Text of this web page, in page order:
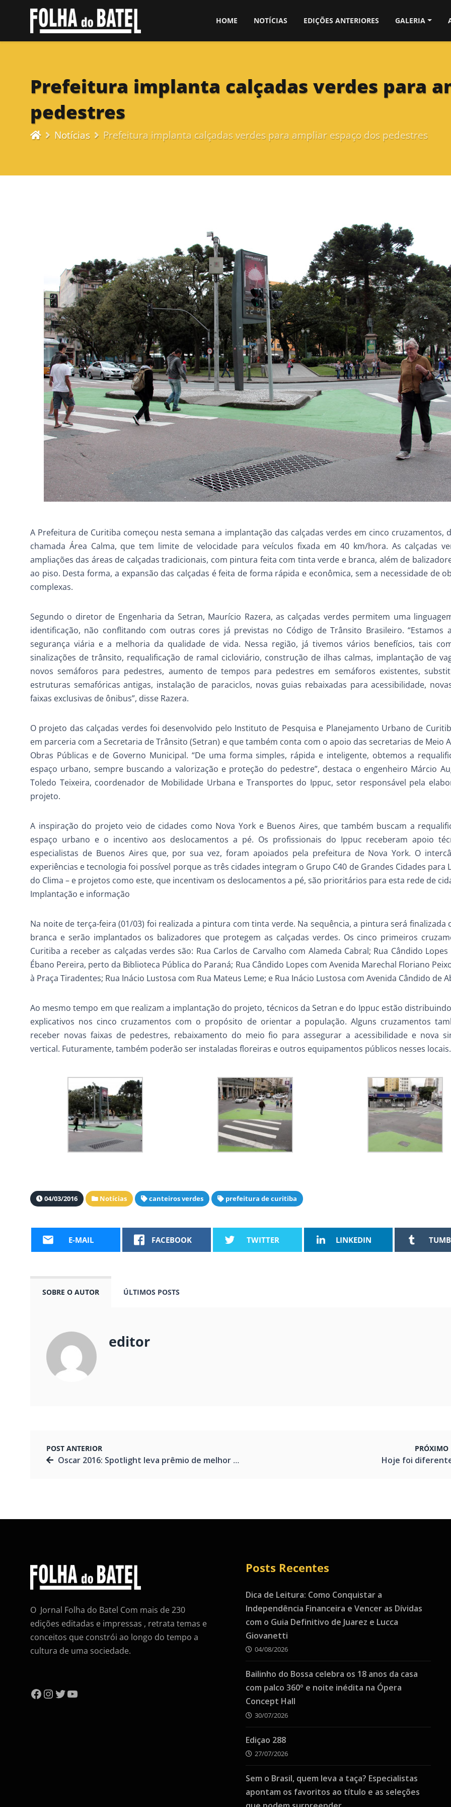
HOME NOTÍCIAS EDIÇÕES ANTERIORES GALERIA
Prefeitura implanta calçadas verdes para
pedestres
Notícias Prefeitura implanta calçadas verdes para ampliar espaço dos pedestres
A Prefeitura de Curitiba começou nesta semana a implantação das calçadas verdes em cinco cruzamentos,
chamada Área Calma, que tem limite de velocidade para veículos fixada em 40 km/hora. As calçadas
ampliações das áreas de calçadas tradicionais, com pintura feita com tinta verde e branca, além de
ao piso. Desta forma, a expansão das calçadas é feita de forma rápida e econômica, sem a necessidade de
complexas.
Segundo o diretor de Engenharia da Setran, Maurício Razera, as calçadas verdes permitem uma
identificação, não conflitando com outras cores já previstas no Código de Trânsito Brasileiro. “Estamos
segurança viária e a melhoria da qualidade de vida. Nessa região, já tivemos vários benefícios, tais
sinalizações de trânsito, requalificação de ramal cicloviário, construção de ilhas calmas, implantação de
novos semáforos para pedestres, aumento de tempos para pedestres em semáforos existentes,
estruturas semafóricas antigas, instalação de paraciclos, novas guias rebaixadas para acessibilidade,
faixas exclusivas de ônibus”, disse Razera.
O projeto das calçadas verdes foi desenvolvido pelo Instituto de Pesquisa e Planejamento Urbano de
em parceria com a Secretaria de Trânsito (Setran) e que também conta com o apoio das secretarias de Meio
Obras Públicas e de Governo Municipal. “De uma forma simples, rápida e inteligente, obtemos a
espaço urbano, sempre buscando a valorização e proteção do pedestre”, destaca o engenheiro Márcio
Toledo Teixeira, coordenador de Mobilidade Urbana e Transportes do Ippuc, setor responsável pela
projeto.
A inspiração do projeto veio de cidades como Nova York e Buenos Aires, que também buscam a
espaço urbano e o incentivo aos deslocamentos a pé. Os profissionais do Ippuc receberam apoio
especialistas de Buenos Aires que, por sua vez, foram apoiados pela prefeitura de Nova York. O
experiências e tecnologia foi possível porque as três cidades integram o Grupo C40 de Grandes Cidades para
do Clima – e projetos como este, que incentivam os deslocamentos a pé, são prioritários para esta rede de
Implantação e informação
Na noite de terça-feira (01/03) foi realizada a pintura com tinta verde. Na sequência, a pintura será finalizada
branca e serão implantados os balizadores que protegem as calçadas verdes. Os cinco primeiros
Curitiba a receber as calçadas verdes são: Rua Carlos de Carvalho com Alameda Cabral; Rua Cândido Lopes
Ébano Pereira, perto da Biblioteca Pública do Paraná; Rua Cândido Lopes com Avenida Marechal Floriano
à Praça Tiradentes; Rua Inácio Lustosa com Rua Mateus Leme; e Rua Inácio Lustosa com Avenida Cândido de
Ao mesmo tempo em que realizam a implantação do projeto, técnicos da Setran e do Ippuc estão
explicativos nos cinco cruzamentos com o propósito de orientar a população. Alguns cruzamentos
receber novas faixas de pedestres, rebaixamento do meio fio para assegurar a acessibilidade e nova
vertical. Futuramente, também poderão ser instaladas floreiras e outros equipamentos públicos nesses locais.
04/03/2016 Notícias canteiros verdes prefeitura de curitiba
E-MAIL FACEBOOK TWITTER LINKEDIN
SOBRE O AUTOR ÚLTIMOS POSTS
editor
POST ANTERIOR
Oscar 2016: Spotlight leva prêmio de melhor filme; Veja todos os vencedores
PRÓXIMO
Hoje foi
O Jornal Folha do Batel Com mais de 230
edições editadas e impressas , retrata temas e
conceitos que constrói ao longo do tempo a
cultura de uma sociedade.
Facebook
Instagram
Twitter
YouTube
Posts Recentes
Dica de Leitura: Como Conquistar a
Independência Financeira e Vencer as Dívidas
com o Guia Definitivo de Juarez e Lucca
Giovanetti
04/08/2026
Bailinho do Bossa celebra os 18 anos da casa
com palco 360º e noite inédita na Ópera
Concept Hall
30/07/2026
Ediçao 288
27/07/2026
Sem o Brasil, quem leva a taça? Especialistas
apontam os favoritos ao título e as seleções